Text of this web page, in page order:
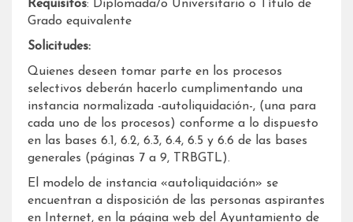
Requisitos: Diplomada/o Universitario o Título de
Grado equivalente
Solicitudes:
Quienes deseen tomar parte en los procesos
selectivos deberán hacerlo cumplimentando una
instancia normalizada -autoliquidación-, (una para
cada uno de los procesos) conforme a lo dispuesto
en las bases 6.1, 6.2, 6.3, 6.4, 6.5 y 6.6 de las bases
generales (páginas 7 a 9, TRBGTL).
El modelo de instancia «autoliquidación» se
encuentran a disposición de las personas aspirantes
en Internet, en la página web del Ayuntamiento de